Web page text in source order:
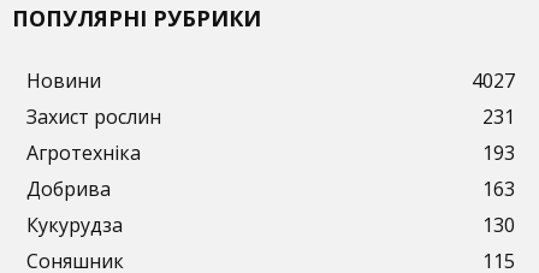
ПОПУЛЯРНІ РУБРИКИ
Новини
4027
Захист рослин
231
Агротехніка
193
Добрива
163
Кукурудза
130
Соняшник
115